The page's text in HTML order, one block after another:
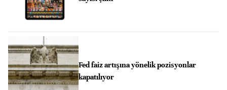
Fed faiz artışına yönelik pozisyonlar
kapatılıyor